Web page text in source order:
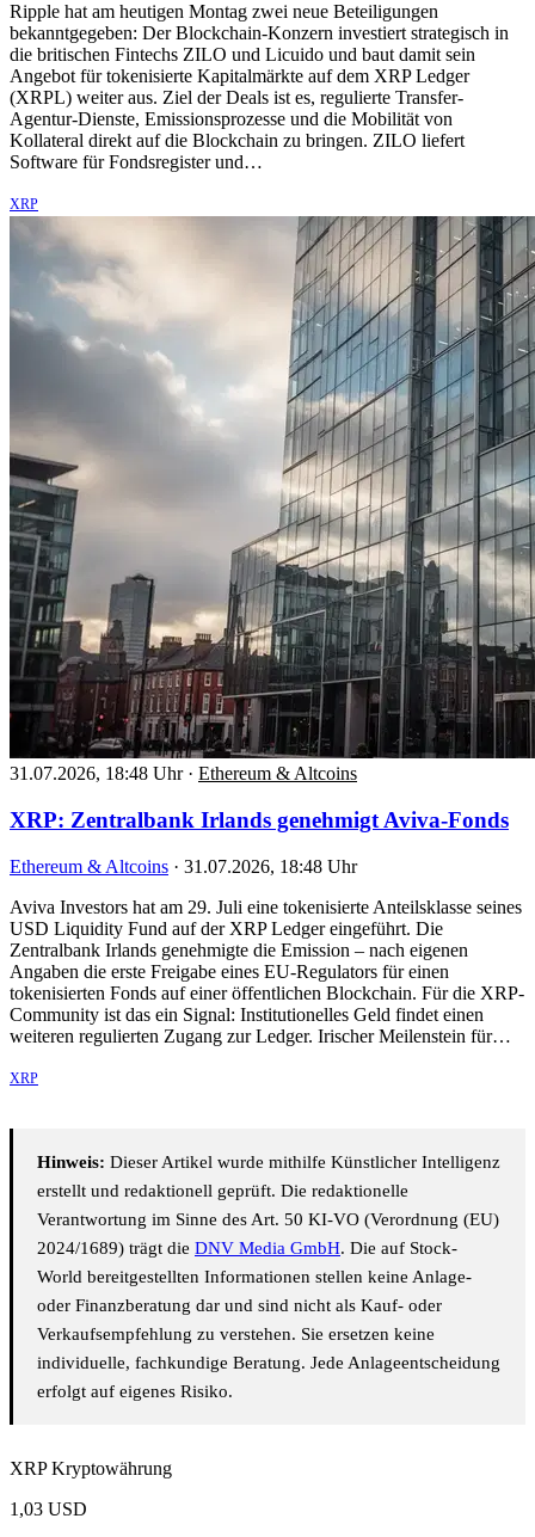
Ripple hat am heutigen Montag zwei neue Beteiligungen
bekanntgegeben: Der Blockchain-Konzern investiert strategisch in
die britischen Fintechs ZILO und Licuido und baut damit sein
Angebot für tokenisierte Kapitalmärkte auf dem XRP Ledger
(XRPL) weiter aus. Ziel der Deals ist es, regulierte Transfer-
Agentur-Dienste, Emissionsprozesse und die Mobilität von
Kollateral direkt auf die Blockchain zu bringen. ZILO liefert
Software für Fondsregister und…
XRP
31.07.2026, 18:48 Uhr · Ethereum & Altcoins
XRP: Zentralbank Irlands genehmigt Aviva-Fonds
Ethereum & Altcoins · 31.07.2026, 18:48 Uhr
Aviva Investors hat am 29. Juli eine tokenisierte Anteilsklasse seines
USD Liquidity Fund auf der XRP Ledger eingeführt. Die
Zentralbank Irlands genehmigte die Emission – nach eigenen
Angaben die erste Freigabe eines EU-Regulators für einen
tokenisierten Fonds auf einer öffentlichen Blockchain. Für die XRP-
Community ist das ein Signal: Institutionelles Geld findet einen
weiteren regulierten Zugang zur Ledger. Irischer Meilenstein für…
XRP
Hinweis: Dieser Artikel wurde mithilfe Künstlicher Intelligenz
erstellt und redaktionell geprüft. Die redaktionelle
Verantwortung im Sinne des Art. 50 KI-VO (Verordnung (EU)
2024/1689) trägt die DNV Media GmbH. Die auf Stock-
World bereitgestellten Informationen stellen keine Anlage-
oder Finanzberatung dar und sind nicht als Kauf- oder
Verkaufsempfehlung zu verstehen. Sie ersetzen keine
individuelle, fachkundige Beratung. Jede Anlageentscheidung
erfolgt auf eigenes Risiko.
XRP Kryptowährung
1,03 USD